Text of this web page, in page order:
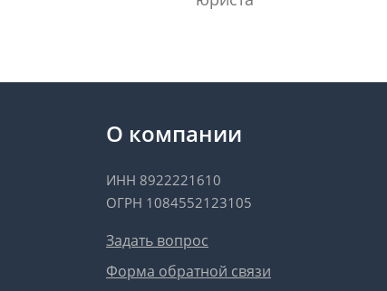
О компании
ИНН 8922221610
ОГРН 1084552123105
Задать вопрос
Форма обратной связи